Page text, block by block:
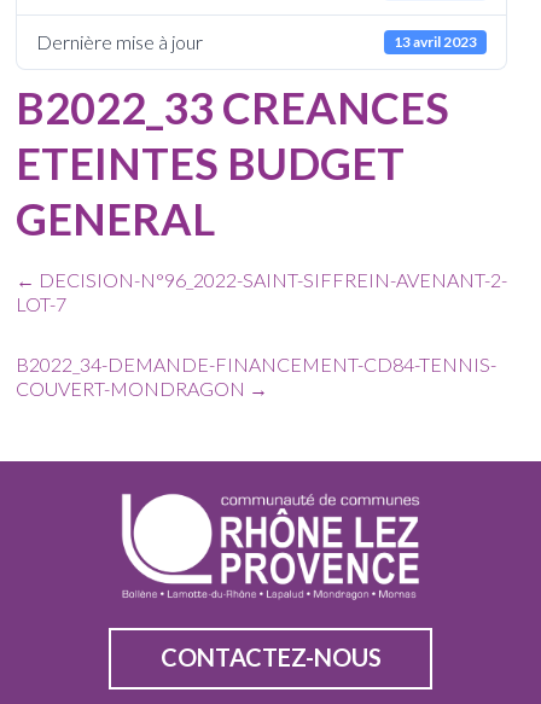
Dernière mise à jour 13 avril 2023
B2022_33 CREANCES
ETEINTES BUDGET
GENERAL
← DECISION-N°96_2022-SAINT-SIFFREIN-AVENANT-2-
LOT-7
B2022_34-DEMANDE-FINANCEMENT-CD84-TENNIS-
COUVERT-MONDRAGON →
CONTACTEZ-NOUS